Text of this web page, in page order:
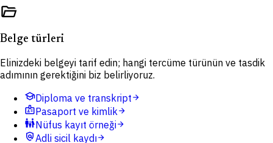
folder_open
Belge türleri
Elinizdeki belgeyi tarif edin; hangi tercüme türünün ve tasdik
adımının gerektiğini biz belirliyoruz.
schoolDiploma ve transkriptarrow_forward
badgePasaport ve kimlikarrow_forward
family_restroomNüfus kayıt örneğiarrow_forward
policyAdli sicil kaydıarrow_forward